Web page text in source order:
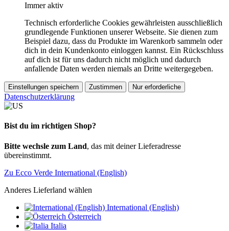
Immer aktiv
Technisch erforderliche Cookies gewährleisten ausschließlich
grundlegende Funktionen unserer Webseite. Sie dienen zum
Beispiel dazu, dass du Produkte im Warenkorb sammeln oder
dich in dein Kundenkonto einloggen kannst. Ein Rückschluss
auf dich ist für uns dadurch nicht möglich und dadurch
anfallende Daten werden niemals an Dritte weitergegeben.
Einstellungen speichern Zustimmen Nur erforderliche
Datenschutzerklärung
Bist du im richtigen Shop?
Bitte wechsle zum Land, das mit deiner Lieferadresse
übereinstimmt.
Zu Ecco Verde International (English)
Anderes Lieferland wählen
International (English)
Österreich
Italia